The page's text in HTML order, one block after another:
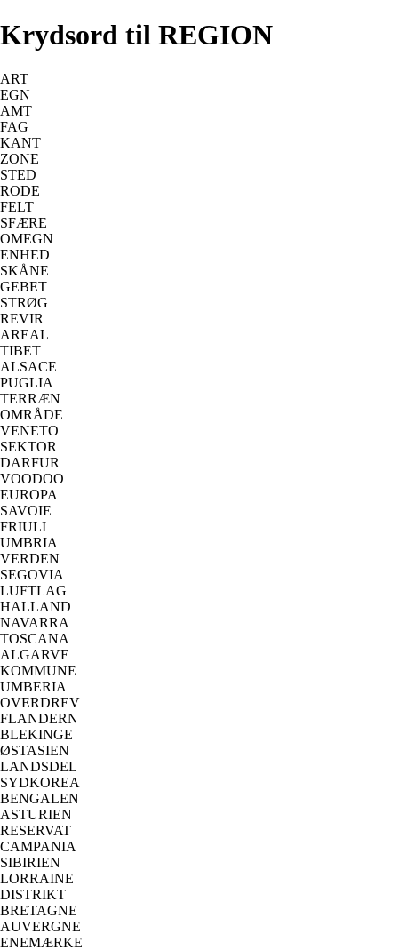
Krydsord til REGION
ART
EGN
AMT
FAG
KANT
ZONE
STED
RODE
FELT
SFÆRE
OMEGN
ENHED
SKÅNE
GEBET
STRØG
REVIR
AREAL
TIBET
ALSACE
PUGLIA
TERRÆN
OMRÅDE
VENETO
SEKTOR
DARFUR
VOODOO
EUROPA
SAVOIE
FRIULI
UMBRIA
VERDEN
SEGOVIA
LUFTLAG
HALLAND
NAVARRA
TOSCANA
ALGARVE
KOMMUNE
UMBERIA
OVERDREV
FLANDERN
BLEKINGE
ØSTASIEN
LANDSDEL
SYDKOREA
BENGALEN
ASTURIEN
RESERVAT
CAMPANIA
SIBIRIEN
LORRAINE
DISTRIKT
BRETAGNE
AUVERGNE
ENEMÆRKE